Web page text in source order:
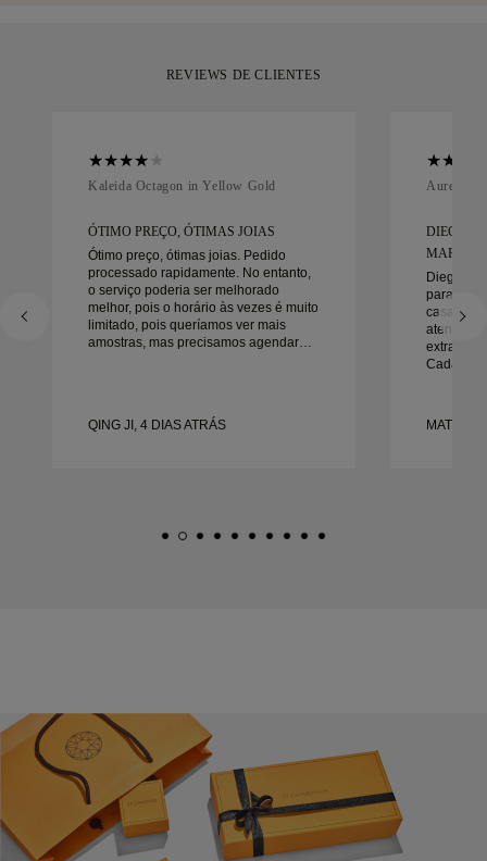
REVIEWS DE CLIENTES
Kaleida Octagon in Yellow Gold
ÓTIMO PREÇO, ÓTIMAS JOIAS
Ótimo preço, ótimas joias. Pedido
processado rapidamente. No entanto,
o serviço poderia ser melhorado
melhor, pois o horário às vezes é muito
limitado, pois queríamos ver mais
amostras, mas precisamos agendar
QING JI, 4 DIAS ATRÁS
Aurelle in
DIEGO
Diego foi
para
atenção
Cada